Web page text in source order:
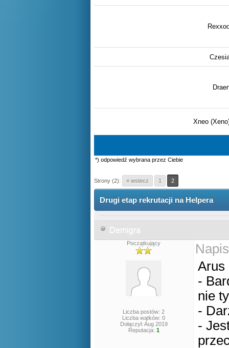
Xneo
*) odpowiedź wybrana przez Ciebie
Strony (2): « wstecz 1 2
Drugi etap rekrutacji na Helpera
Demigra
Początkujący
Liczba postów: 2
Liczba wątków: 0
Dołączył: Aug 2019
Reputacja: 1
Arus
-
nie
-
-